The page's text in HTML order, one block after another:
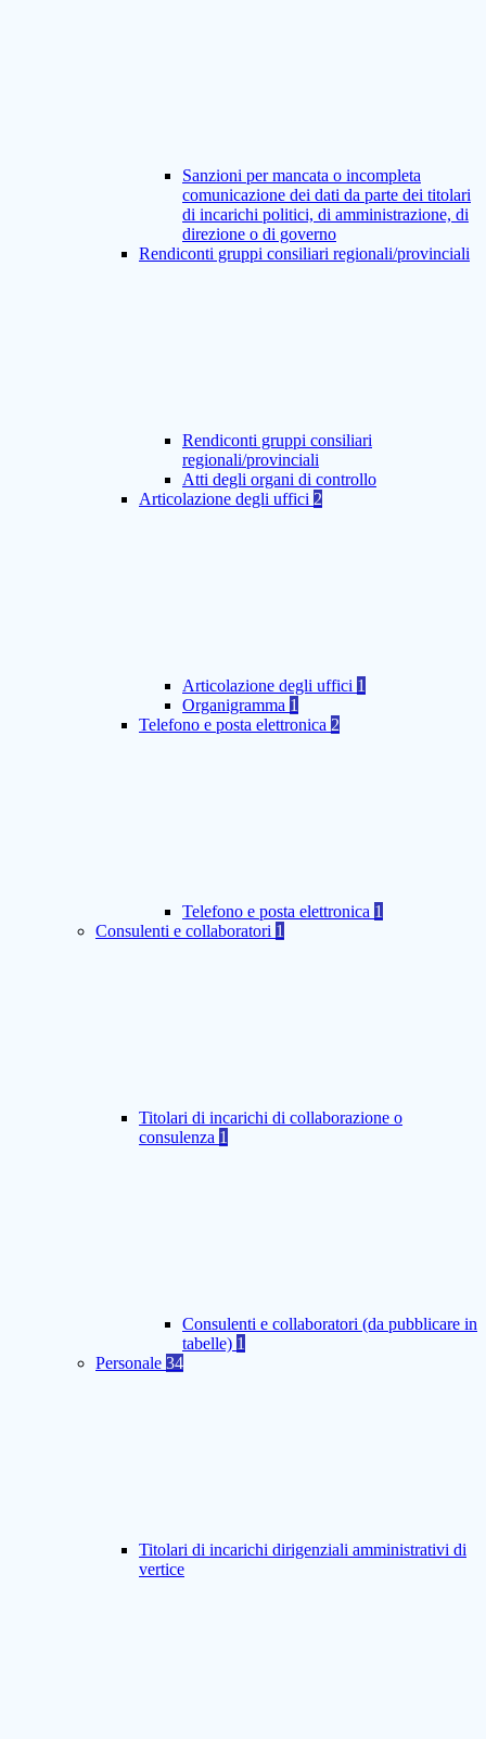
Sanzioni per mancata o incompleta
comunicazione dei dati da parte dei titolari
di incarichi politici, di amministrazione, di
direzione o di governo
Rendiconti gruppi consiliari regionali/provinciali
Rendiconti gruppi consiliari
regionali/provinciali
Atti degli organi di controllo
Articolazione degli uffici 2
Articolazione degli uffici 1
Organigramma 1
Telefono e posta elettronica 2
Telefono e posta elettronica 1
Consulenti e collaboratori 1
Titolari di incarichi di collaborazione o
consulenza 1
Consulenti e collaboratori (da pubblicare in
tabelle) 1
Personale 34
Titolari di incarichi dirigenziali amministrativi di
vertice